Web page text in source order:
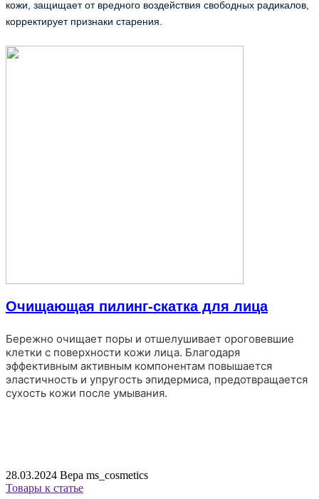
кожи, защищает от вредного воздействия свободных радикалов,
корректирует признаки старения.
Очищающая пилинг-скатка для лица
Бережно очищает поры и отшелушивает ороговевшие
клетки с поверхности кожи лица. Благодаря
эффективным активным компонентам повышается
эластичность и упругость эпидермиса, предотвращается
сухость кожи после умывания.
28.03.2024 Вера ms_cosmetics
Товары к статье